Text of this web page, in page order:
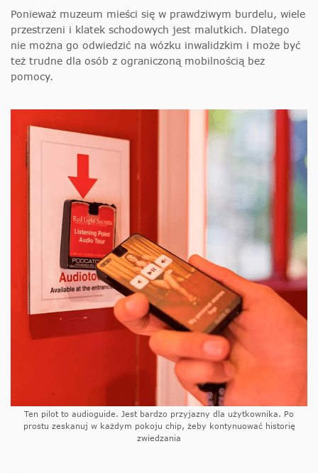
Ponieważ muzeum mieści się w prawdziwym burdelu, wiele
przestrzeni i klatek schodowych jest malutkich. Dlatego
nie można go odwiedzić na wózku inwalidzkim i może być
też trudne dla osób z ograniczoną mobilnością bez
pomocy.
Ten pilot to audioguide. Jest bardzo przyjazny dla użytkownika. Po
prostu zeskanuj w każdym pokoju chip, żeby kontynuować historię
zwiedzania